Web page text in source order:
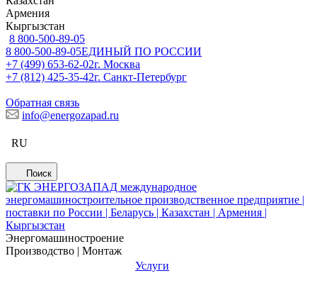
Армения
Кыргызстан
8 800-500-89-05
8 800-500-89-05ЕДИНЫЙ ПО РОССИИ
+7 (499) 653-62-02г. Москва
+7 (812) 425-35-42г. Санкт-Петербург
Обратная связь
info@energozapad.ru
RU
Поиск
Энергомашиностроение
Производство | Монтаж
Услуги